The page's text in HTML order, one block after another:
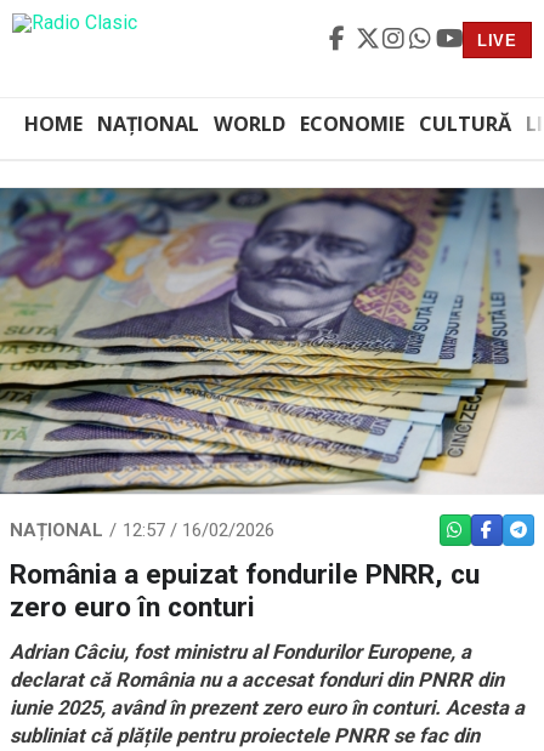
LIVE
HOME NAȚIONAL WORLD ECONOMIE CULTURĂ
NAȚIONAL 12:57 / 16/02/2026 WHATSAPP
România a epuizat fondurile PNRR, cu
zero euro în conturi
Adrian Câciu, fost ministru al Fondurilor Europene, a
declarat că România nu a accesat fonduri din PNRR din
iunie 2025, având în prezent zero euro în conturi. Acesta a
subliniat că plățile pentru proiectele PNRR se fac din